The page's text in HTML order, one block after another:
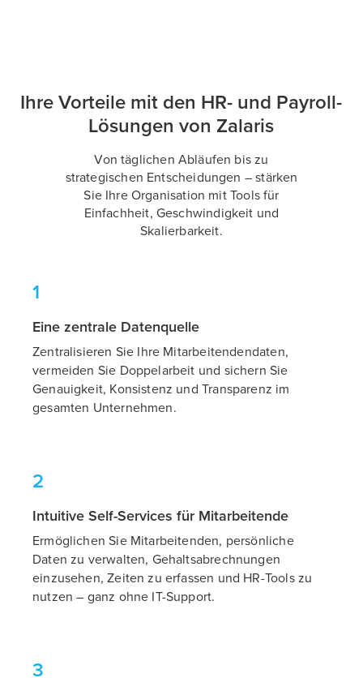
Ihre Vorteile mit den HR- und Payroll-
Lösungen von Zalaris
Von täglichen Abläufen bis zu
strategischen Entscheidungen – stärken
Sie Ihre Organisation mit Tools für
Einfachheit, Geschwindigkeit und
Skalierbarkeit.
1
Eine zentrale Datenquelle
Zentralisieren Sie Ihre Mitarbeitendendaten,
vermeiden Sie Doppelarbeit und sichern Sie
Genauigkeit, Konsistenz und Transparenz im
gesamten Unternehmen.
2
Intuitive Self-Services für Mitarbeitende
Ermöglichen Sie Mitarbeitenden, persönliche
Daten zu verwalten, Gehaltsabrechnungen
einzusehen, Zeiten zu erfassen und HR-Tools zu
nutzen – ganz ohne IT-Support.
3